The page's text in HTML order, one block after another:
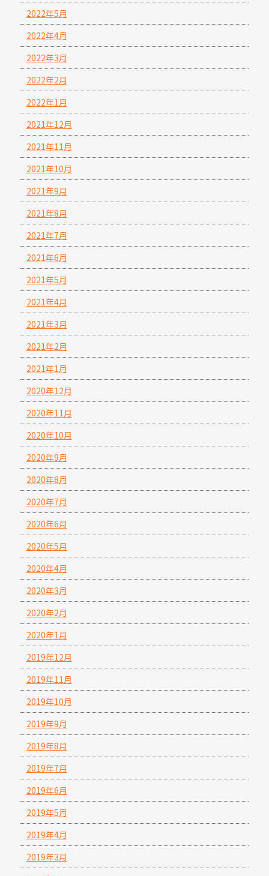
2022年5月
2022年4月
2022年3月
2022年2月
2022年1月
2021年12月
2021年11月
2021年10月
2021年9月
2021年8月
2021年7月
2021年6月
2021年5月
2021年4月
2021年3月
2021年2月
2021年1月
2020年12月
2020年11月
2020年10月
2020年9月
2020年8月
2020年7月
2020年6月
2020年5月
2020年4月
2020年3月
2020年2月
2020年1月
2019年12月
2019年11月
2019年10月
2019年9月
2019年8月
2019年7月
2019年6月
2019年5月
2019年4月
2019年3月